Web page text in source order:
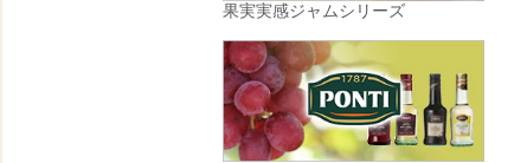
果実実感ジャムシリーズ